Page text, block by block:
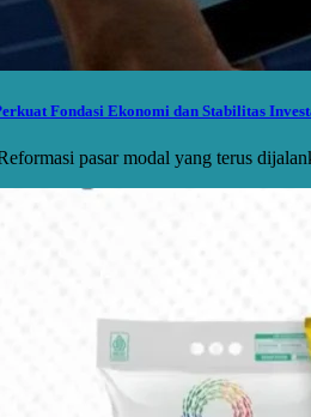
Fondasi Ekonomi dan Stabilitas
pasar modal yang terus